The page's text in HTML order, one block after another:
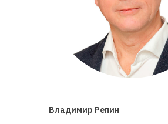
Владимир Репин